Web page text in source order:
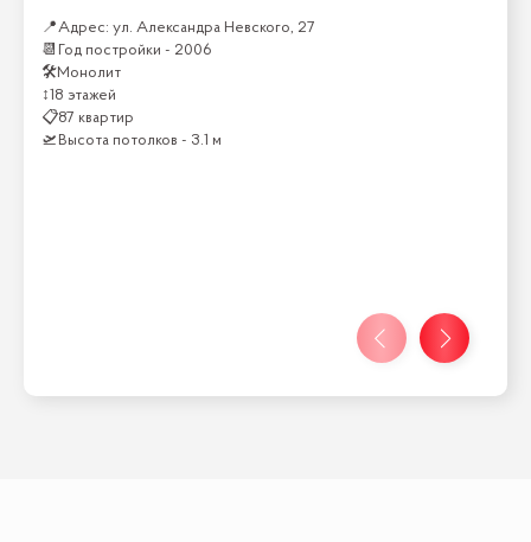
📍Адрес: ул. Александра Невского, 27
📆
Год постройки - 2006
🛠Монолит
↕ 18 этажей
📋87 квартир
🛫 Высота потолков - 3.1 м